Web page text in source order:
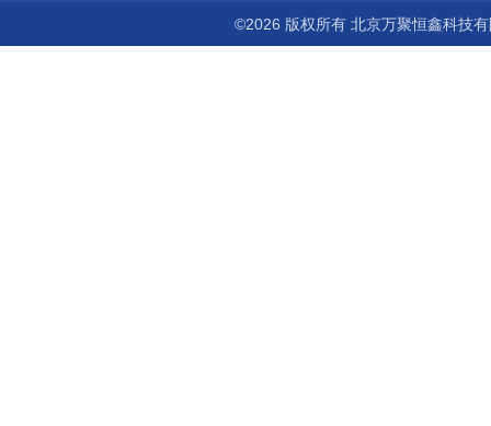
©2026 版权所有 北京万聚恒鑫科技